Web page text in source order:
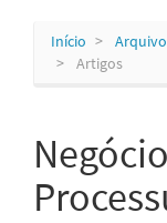
Início
Artigos